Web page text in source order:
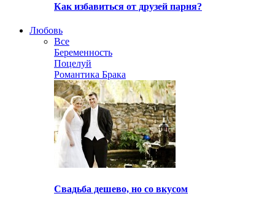
Как избавиться от друзей парня?
Любовь
Все
Беременность
Поцелуй
Романтика Брака
Свадьба дешево, но со вкусом